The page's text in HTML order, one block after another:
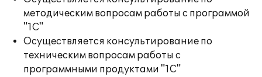
методическим вопросам работы с программой
"1С"
Осуществляется консультирование по
техническим вопросам работы с
программными продуктами "1С"